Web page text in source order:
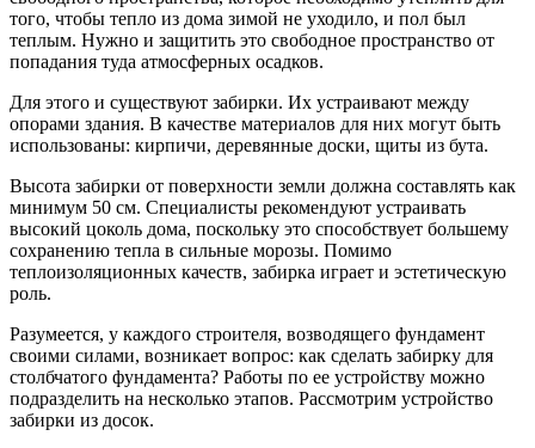
того, чтобы тепло из дома зимой не уходило, и пол был
теплым. Нужно и защитить это свободное пространство от
попадания туда атмосферных осадков.
Для этого и существуют забирки. Их устраивают между
опорами здания. В качестве материалов для них могут быть
использованы: кирпичи, деревянные доски, щиты из бута.
Высота забирки от поверхности земли должна составлять как
минимум 50 см. Специалисты рекомендуют устраивать
высокий цоколь дома, поскольку это способствует большему
сохранению тепла в сильные морозы. Помимо
теплоизоляционных качеств, забирка играет и эстетическую
роль.
Разумеется, у каждого строителя, возводящего фундамент
своими силами, возникает вопрос: как сделать забирку для
столбчатого фундамента? Работы по ее устройству можно
подразделить на несколько этапов. Рассмотрим устройство
забирки из досок.